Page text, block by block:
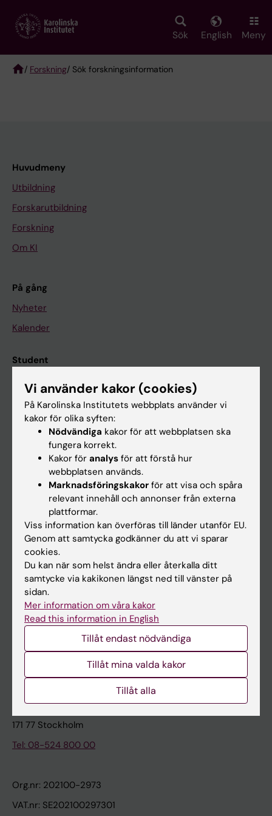
main
Sök English Meny
/ Forskning/ Sök forskningsinformation
Huvudmeny
Utbildning
Forskarutbildning
Forskning
Om KI
På gång
Nyheter
Kalender
Student
Ladok
Canvas
Schema
Studentmejlen
Kurs- och programwebbar
Student på KI
Medarbetare
Medarbetarportalen
Kontakta och besök KI
Universitetsbiblioteket
Stöd forskning och utbildning
Karolinska Institutet Innovation
Kontakta presstjänsten
Karolinska Institutet
171 77 Stockholm
Tel: 08-524 800 00
Org.nr: 202100-2973
VAT.nr: SE202100297301
Vi använder kakor (cookies)
På Karolinska Institutets webbplats använder vi
kakor för olika syften:
Nödvändiga kakor för att webbplatsen ska
fungera korrekt.
Kakor för analys för att förstå hur
webbplatsen används.
Marknadsföringskakor för att visa och spåra
relevant innehåll och annonser från externa
plattformar.
Viss information kan överföras till länder utanför EU.
Genom att samtycka godkänner du att vi sparar
cookies.
Du kan när som helst ändra eller återkalla ditt
samtycke via kakikonen längst ned till vänster på
sidan.
Mer information om våra kakor
Read this information in English
Tillåt endast nödvändiga
Tillåt mina valda kakor
Tillåt alla